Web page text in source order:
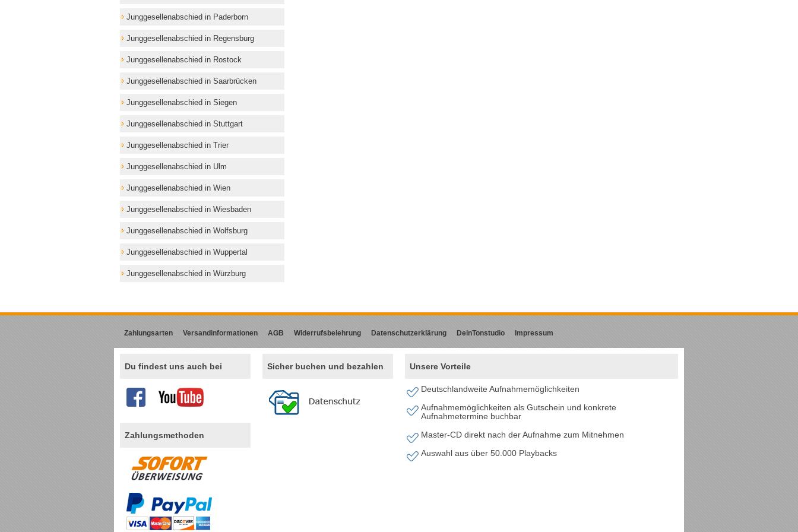
Junggesellenabschied in Paderborn
Junggesellenabschied in Regensburg
Junggesellenabschied in Rostock
Junggesellenabschied in Saarbrücken
Junggesellenabschied in Siegen
Junggesellenabschied in Stuttgart
Junggesellenabschied in Trier
Junggesellenabschied in Ulm
Junggesellenabschied in Wien
Junggesellenabschied in Wiesbaden
Junggesellenabschied in Wolfsburg
Junggesellenabschied in Wuppertal
Junggesellenabschied in Würzburg
Zahlungsarten Versandinformationen AGB Widerrufsbelehrung Datenschutzerklärung DeinTonstudio Impressum
Du findest uns auch bei
Zahlungsmethoden
Sicher buchen und bezahlen Unsere Vorteile
Deutschlandweite Aufnahmemöglichkeiten
Aufnahmemöglichkeiten als Gutschein und konkrete
Aufnahmetermine buchbar
Master-CD direkt nach der Aufnahme zum Mitnehmen
Auswahl aus über 50.000 Playbacks